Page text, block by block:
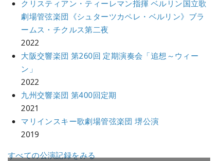
クリスティアン・ティーレマン指揮 ベルリン国立歌
劇場管弦楽団《シュターツカペレ・ベルリン》ブラ
ームス・チクルス第二夜
2022
大阪交響楽団 第260回 定期演奏会「追想～ウィー
ン」
2022
九州交響楽団 第400回定期
2021
マリインスキー歌劇場管弦楽団 堺公演
2019
すべての公演記録をみる